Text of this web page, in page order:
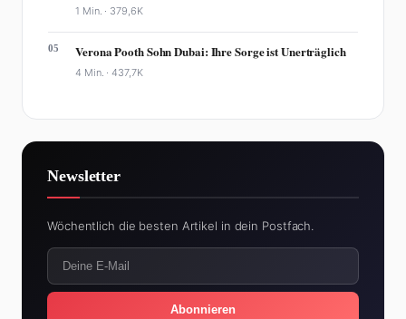
1 Min. · 379,6K
05 Verona Pooth Sohn Dubai: Ihre Sorge ist Unerträglich
4 Min. ·437,7K
Newsletter
Wöchentlich die besten Artikel in dein Postfach.
Abonnieren